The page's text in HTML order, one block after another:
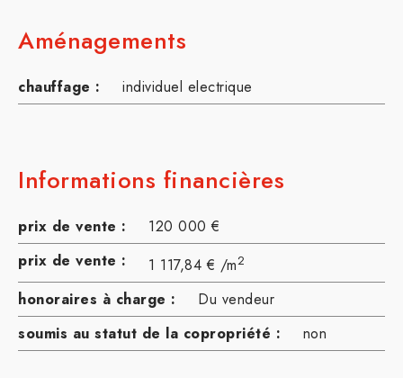
Aménagements
chauffage : individuel electrique
Informations financières
prix de vente :
120 000 €
prix de vente :
1 117,84 € /m2
honoraires à charge :
Du vendeur
soumis au statut de la copropriété :
non